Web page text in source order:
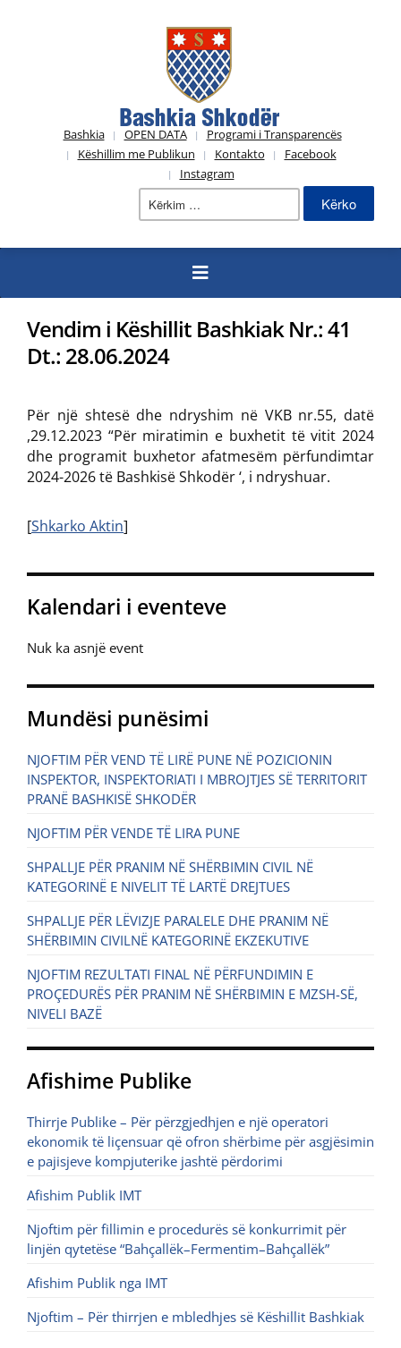
Bashkia OPEN DATA
Programi i Transparencës
Këshillim me Publikun
Kontakto
Facebook
Instagram
Kërko
Vendim i Këshillit Bashkiak Nr.: 41
Dt.: 28.06.2024
Për një shtesë dhe ndryshim në VKB nr.55, datë
,29.12.2023 “Për miratimin e buxhetit të vitit 2024
dhe programit buxhetor afatmesëm përfundimtar
2024-2026 të Bashkisë Shkodër ‘, i ndryshuar.
[Shkarko Aktin]
Kalendari i eventeve
Nuk ka asnjë event
Mundësi punësimi
NJOFTIM PËR VEND TË LIRË PUNE NË POZICIONIN
INSPEKTOR, INSPEKTORIATI I MBROJTJES SË TERRITORIT
PRANË BASHKISË SHKODËR
NJOFTIM PËR VENDE TË LIRA PUNE
SHPALLJE PËR PRANIM NË SHËRBIMIN CIVIL NË
KATEGORINË E NIVELIT TË LARTË DREJTUES
SHPALLJE PËR LËVIZJE PARALELE DHE PRANIM NË
SHËRBIMIN CIVILNË KATEGORINË EKZEKUTIVE
NJOFTIM REZULTATI FINAL NË PËRFUNDIMIN E
PROÇEDURËS PËR PRANIM NË SHËRBIMIN E MZSH-SË,
NIVELI BAZË
Afishime Publike
Thirrje Publike – Për përzgjedhjen e një operatori
ekonomik të liçensuar që ofron shërbime për asgjësimin
e pajisjeve kompjuterike jashtë përdorimi
Afishim Publik IMT
Njoftim për fillimin e procedurës së konkurrimit për
linjën qytetëse “Bahçallëk–Fermentim–Bahçallëk”
Afishim Publik nga IMT
Njoftim – Për thirrjen e mbledhjes së Këshillit Bashkiak